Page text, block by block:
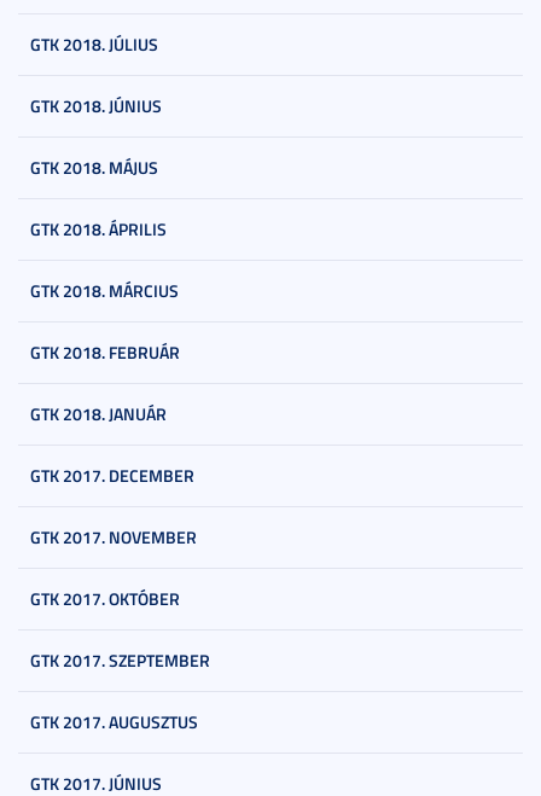
GTK 2018. JÚLIUS
GTK 2018. JÚNIUS
GTK 2018. MÁJUS
GTK 2018. ÁPRILIS
GTK 2018. MÁRCIUS
GTK 2018. FEBRUÁR
GTK 2018. JANUÁR
GTK 2017. DECEMBER
GTK 2017. NOVEMBER
GTK 2017. OKTÓBER
GTK 2017. SZEPTEMBER
GTK 2017. AUGUSZTUS
GTK 2017. JÚNIUS